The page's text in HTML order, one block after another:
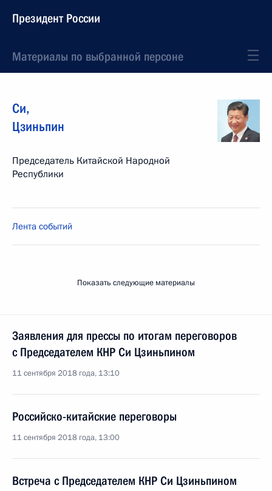
Президент России
Материалы по выбранной персоне
Си,
Цзиньпин
Председатель Китайской Народной
Республики
Лента событий
Показать следующие материалы
Заявления для прессы по итогам переговоров
с Председателем КНР Си Цзиньпином
11 сентября 2018 года, 13:10
Российско-китайские переговоры
11 сентября 2018 года, 13:00
Встреча с Председателем КНР Си Цзиньпином